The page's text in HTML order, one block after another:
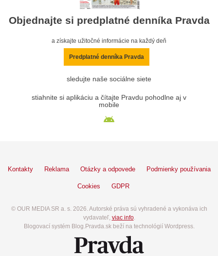
Objednajte si predplatné denníka Pravda
a získajte užitočné informácie na každý deň
Predplatné denníka Pravda
sledujte naše sociálne siete
stiahnite si aplikáciu a čítajte Pravdu pohodlne aj v
mobile
Kontakty Reklama Otázky a odpovede Podmienky používania
Cookies GDPR
© OUR MEDIA SR a. s. 2026. Autorské práva sú vyhradené a vykonáva ich
vydavateľ, viac info.
Blogovací systém Blog.Pravda.sk beží na technológií Wordpress.